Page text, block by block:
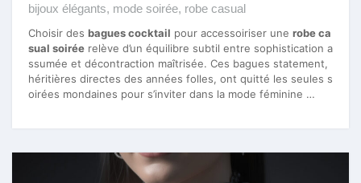
bijoux élégants, mode soirée, robe casual
Choisir des bagues cocktail pour accessoiriser une robe ca
sual soirée relève d’un équilibre subtil entre sophistication a
ssumée et décontraction maîtrisée. Ces bagues statement,
héritières directes des années folles, ont quitté les seules s
oirées mondaines pour s’inviter dans la mode féminine …